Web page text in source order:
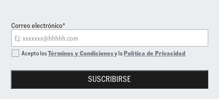
Correo electrónico*
SUSCRIBIRSE
Acepto losTérminos y Condicionesy laPolítica de Privacidad